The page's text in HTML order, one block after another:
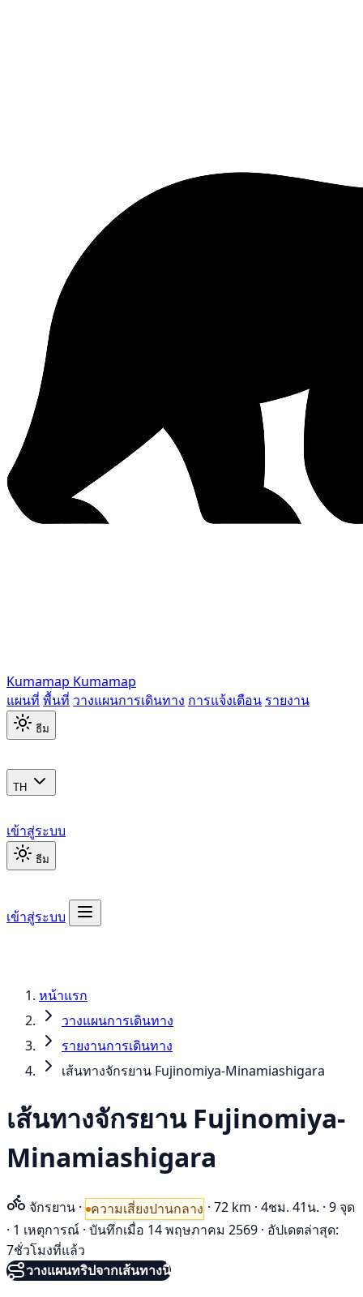
Kumamap Kumamap
แผนที่ พื้นที่ วางแผนการเดินทาง การแจ้งเตือน รายงาน
ธีม
TH
เข้าสู่ระบบ
ธีม
เข้าสู่ระบบ
หน้าแรก
วางแผนการเดินทาง
รายงานการเดินทาง
เส้นทางจักรยาน Fujinomiya-Minamiashigara
เส้นทางจักรยาน Fujinomiya-
Minamiashigara
จักรยาน · ความเสี่ยงปานกลาง · 72 km · 4ชม. 41น. · 9 จุด
· 1 เหตุการณ์ · บันทึกเมื่อ 14 พฤษภาคม 2569 · อัปเดตล่าสุด:
7ชั่วโมงที่แล้ว
วางแผนทริปจากเส้นทางนี้